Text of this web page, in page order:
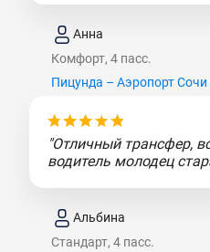
Анна
Комфорт, 4 пасс.
Пицунда – Аэропорт Сочи
"Отличный трансфер,
водитель молодец
Альбина
Стандарт, 4 пасс.